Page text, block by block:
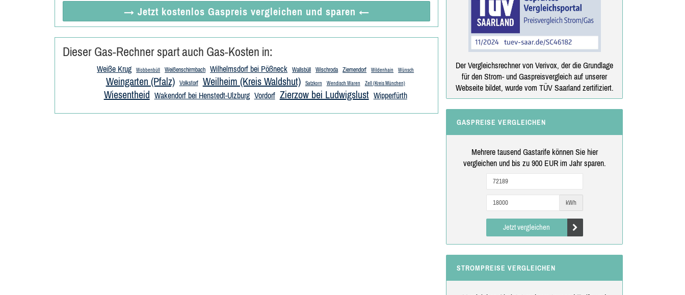
→ Jetzt kostenlos Gaspreis vergleichen und sparen ←
Dieser Gas-Rechner spart auch Gas-Kosten in:
Weiße Krug Wobbenbüll Weißenschirmbach Wilhelmsdorf bei Pößneck Wallsbüll Wischroda Ziemendorf Wildenhain Wünsch
Weingarten (Pfalz) Volkstorf Weilheim (Kreis Waldshut) Satzkorn Wendisch Waren Zell (Kreis München)
Wiesentheid Wakendorf bei Henstedt-Ulzburg Vordorf Zierzow bei Ludwigslust Wipperfürth
Der Vergleichsrechner von Verivox, der die Grundlage
für den Strom- und Gaspreisvergleich auf unserer
Webseite bildet, wurde vom TÜV Saarland zertifiziert.
GASPREISE VERGLEICHEN
Mehrere tausend Gastarife können Sie hier
vergleichen und bis zu 900 EUR im Jahr sparen.
kWh
Jetzt vergleichen
STROMPREISE VERGLEICHEN